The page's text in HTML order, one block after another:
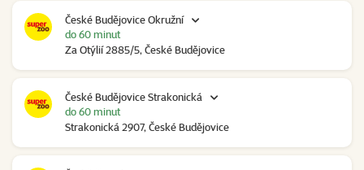
České Budějovice Okružní
Za Otýlií 2885/5, České Budějovice
do 60 minut
České Budějovice Strakonická
Strakonická 2907, České Budějovice
do 60 minut